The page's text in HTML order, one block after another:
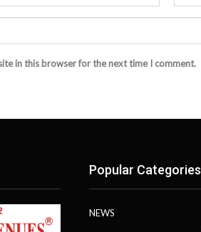
in this browser for the next time I comment.
Popular Categories
NEWS